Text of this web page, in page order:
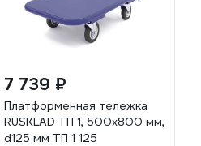
7 739 ₽
Платформенная тележка
RUSKLAD ТП 1, 500x800 мм,
d125 мм ТП 1 125